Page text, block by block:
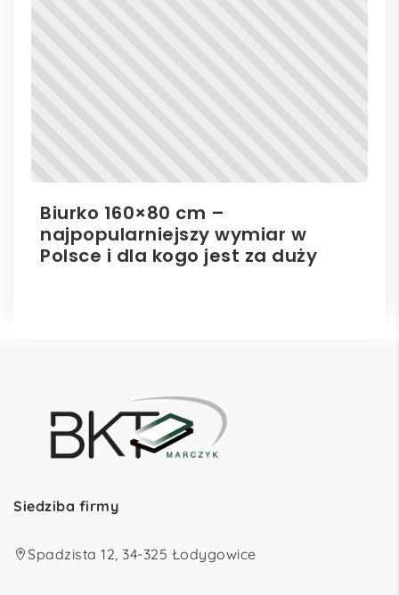
Biurko 160×80 cm –
najpopularniejszy wymiar w
Polsce i dla kogo jest za duży
Siedziba firmy
Spadzista 12, 34-325 Łodygowice